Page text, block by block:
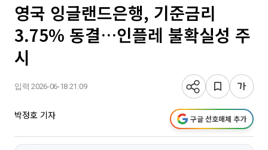
영국 잉글랜드은행, 기준금리
3.75% 동결…인플레 불확실성 주
시
입력 2026-06-18 21:09
박정호 기자 구글 선호매체 추가